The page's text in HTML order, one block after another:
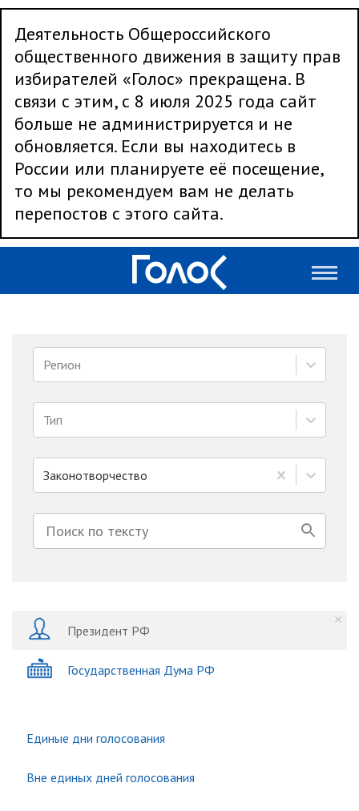
Деятельность Общероссийского
общественного движения в защиту прав
избирателей «Голос» прекращена. В
связи с этим, с 8 июля 2025 года сайт
больше не администрируется и не
обновляется. Если вы находитесь в
России или планируете её посещение,
то мы рекомендуем вам не делать
перепостов с этого сайта.
Регион
Тип
Законотворчество
Президент РФ
Государственная Дума РФ
Единые дни голосования
Вне единых дней голосования